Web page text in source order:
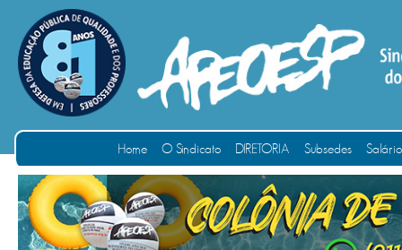
Home O Sindicato DIRETORIA Subsedes